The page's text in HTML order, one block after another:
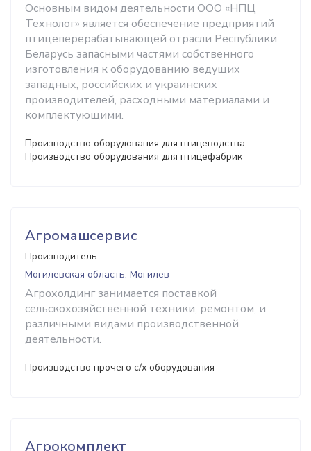
Основным видом деятельности ООО «НПЦ
Технолог» является обеспечение предприятий
птицеперерабатывающей отрасли Республики
Беларусь запасными частями собственного
изготовления к оборудованию ведущих
западных, российских и украинских
производителей, расходными материалами и
комплектующими.
Производство оборудования для птицеводства,
Производство оборудования для птицефабрик
Агромашсервис
Производитель
Могилевская область, Могилев
Агрохолдинг занимается поставкой
сельскохозяйственной техники, ремонтом, и
различными видами производственной
деятельности.
Производство прочего с/х оборудования
Агрокомплект